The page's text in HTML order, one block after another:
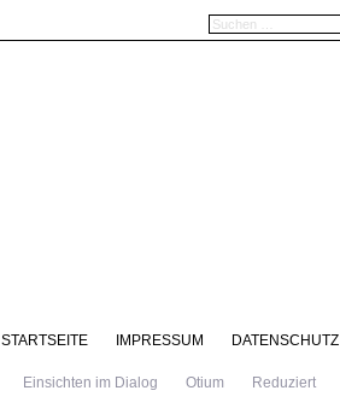
Einsichten im Dialog Otium Reduziert
STARTSEITE IMPRESSUM DATENSCHUTZ